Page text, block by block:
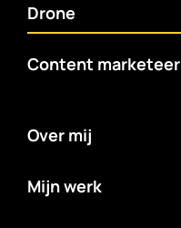
Drone
Content marketeer
Over mij
Mijn werk